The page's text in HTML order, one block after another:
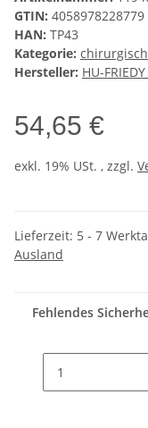
GTIN: 4058978228779
HAN: TP43
Kategorie:
Hersteller: HU-
54,65 €
exkl. 19% USt. , zzgl.
Lieferzeit: 5 - 7
Ausland
Fehlendes